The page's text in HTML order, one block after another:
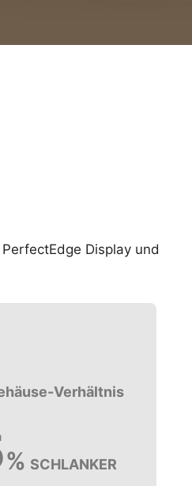
Display und
Verhältnis
% SCHLANKER